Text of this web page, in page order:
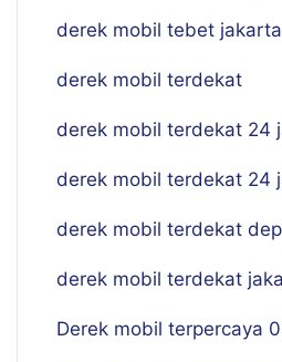
derek mobil tebet jakarta
derek mobil terdekat
derek mobil terdekat 24
derek mobil terdekat 24
derek mobil terdekat
derek mobil terdekat
Derek mobil terpercaya